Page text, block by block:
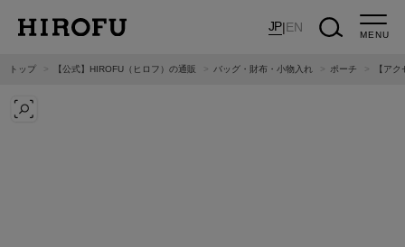
JP|EN
MENU
トップ 【公式】HIROFU（ヒロフ）の通販 バッグ・財布・小物入れ ポーチ 【ア